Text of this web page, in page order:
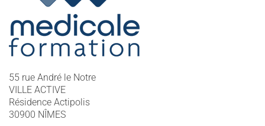
55 rue André le Notre
VILLE ACTIVE
Résidence Actipolis
30900 NÎMES